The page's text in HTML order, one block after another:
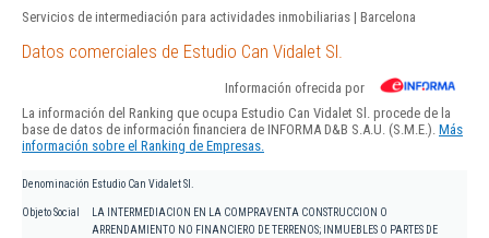
Servicios de intermediación para actividades inmobiliarias | Barcelona
Datos comerciales de Estudio Can Vidalet Sl.
Información ofrecida por
La información del Ranking que ocupa Estudio Can Vidalet Sl. procede de la
base de datos de información financiera de INFORMA D&B S.A.U. (S.M.E.). Más
información sobre el Ranking de Empresas.
Denominación Estudio Can Vidalet Sl.
Objeto Social
LA INTERMEDIACION EN LA COMPRAVENTA CONSTRUCCION O
ARRENDAMIENTO NO FINANCIERO DE TERRENOS; INMUEBLES O PARTES DE